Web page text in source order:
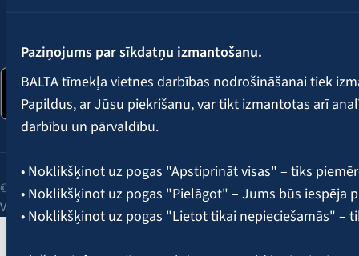
Paziņojums par sīkdatņu izmantošanu.
BALTA tīmekļa vietnes darbības nodrošināšanai tiek
Papildus, ar Jūsu piekrišanu, var tikt izmantotas arī
darbību un pārvaldību.
• Noklikšķinot uz pogas "Apstiprināt visas" – tiks
• Noklikšķinot uz pogas "Pielāgot" – Jums būs iespēja
• Noklikšķinot uz pogas "Lietot tikai nepieciešamās" –
© 2026 AAS BALTA | Skanstes iela 25, Rīga, LV-1013, Latvija.
Vienotais reģ. Nr. 40003049409.